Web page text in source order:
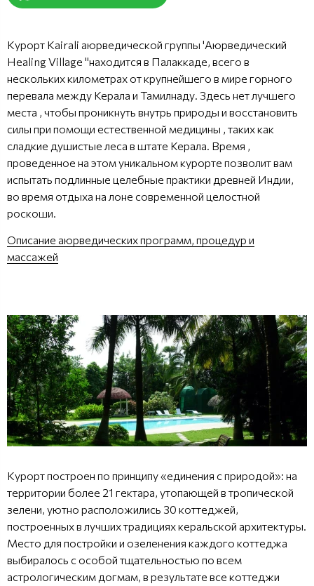
Курорт Kairali аюрведической группы 'Аюрведический
Healing Village "находится в Палаккаде, всего в
нескольких километрах от крупнейшего в мире горного
перевала между Керала и Тамилнаду. Здесь нет лучшего
места , чтобы проникнуть внутрь природы и восстановить
силы при помощи естественной медицины , таких как
сладкие душистые леса в штате Керала. Время ,
проведенное на этом уникальном курорте позволит вам
испытать подлинные целебные практики древней Индии,
во время отдыха на лоне современной целостной
роскоши.
Описание аюрведических программ, процедур и
массажей
Курорт построен по принципу «единения с природой»: на
территории более 21 гектара, утопающей в тропической
зелени, уютно расположились 30 коттеджей,
построенных в лучших традициях керальской архитектуры.
Место для постройки и озеленения каждого коттеджа
выбиралось с особой тщательностью по всем
астрологическим догмам, в результате все коттеджи